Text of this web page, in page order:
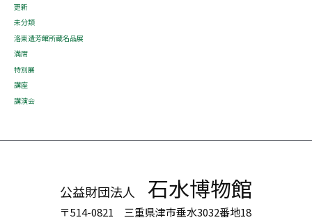
更新
未分類
洛東遺芳館所蔵名品展
満席
特別展
講座
講演会
公益財団法人 石水博物館
〒514-0821 三重県津市垂水3032番地18